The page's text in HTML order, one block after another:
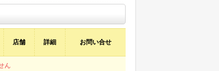
店舗 詳細 お問い合せ
ん